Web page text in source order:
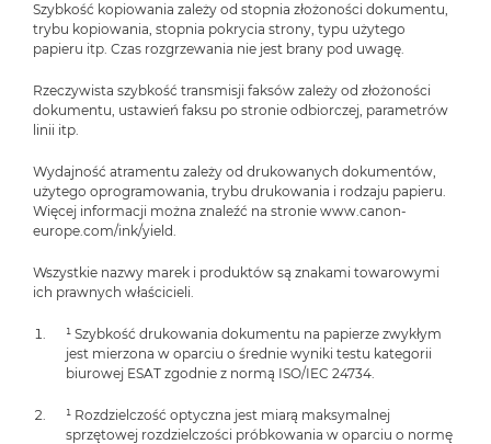
Szybkość kopiowania zależy od stopnia złożoności dokumentu,
trybu kopiowania, stopnia pokrycia strony, typu użytego
papieru itp. Czas rozgrzewania nie jest brany pod uwagę.
Rzeczywista szybkość transmisji faksów zależy od złożoności
dokumentu, ustawień faksu po stronie odbiorczej, parametrów
linii itp.
Wydajność atramentu zależy od drukowanych dokumentów,
użytego oprogramowania, trybu drukowania i rodzaju papieru.
Więcej informacji można znaleźć na stronie www.canon-
europe.com/ink/yield.
Wszystkie nazwy marek i produktów są znakami towarowymi
ich prawnych właścicieli.
¹ Szybkość drukowania dokumentu na papierze zwykłym
jest mierzona w oparciu o średnie wyniki testu kategorii
biurowej ESAT zgodnie z normą ISO/IEC 24734.
¹ Rozdzielczość optyczna jest miarą maksymalnej
sprzętowej rozdzielczości próbkowania w oparciu o normę